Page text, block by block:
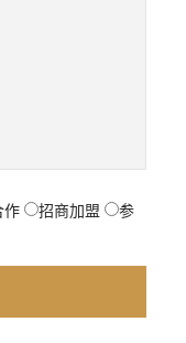
作 招商加盟
参